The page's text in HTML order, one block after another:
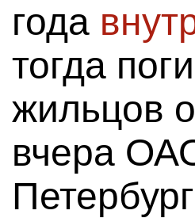
года
тогда
жильцов
вчера